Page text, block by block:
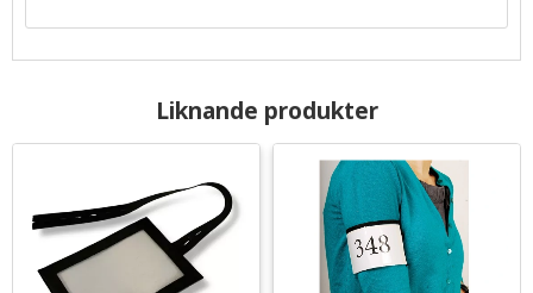
Liknande produkter